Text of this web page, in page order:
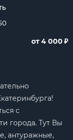
от 4 000 ₽
с
города. Тут Вы
антуражные,